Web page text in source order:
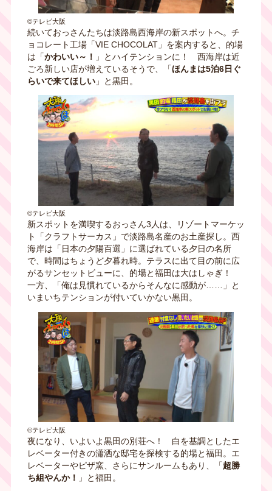
©テレビ大阪
続いておっさんたちは淡路島西海岸の新スポットへ。チ
ョコレート工場「VIE CHOCOLAT」を案内すると、的場
は「かわいい～！
」とハイテンションに！ 西海岸は近
ごろ新しい店が増えているそうで、「ほんまは5泊6日ぐ
らいで来てほしい」と黒田。
©テレビ大阪
新スポットを満喫するおっさん3人は、リゾートマーケッ
ト「クラフトサーカス」で淡路島名産のお土産探し。西
海岸は「日本の夕陽百選」に選ばれている夕日の名所
で、時間はちょうど夕暮れ時。テラスに出て目の前に広
がるサンセットビューに、的場と福田は大はしゃぎ！
一方、「俺は見慣れているからそんなに感動が……」と
いまいちテンションが付いていかない黒田。
©テレビ大阪
夜になり、いよいよ黒田の別荘へ！ 白を基調としたエ
レベーター付きの瀟洒な邸宅を探検する的場と福田。エ
レベーターやピザ窯、さらにサンルームもあり、「超勝
ち組やんか！
」と福田。